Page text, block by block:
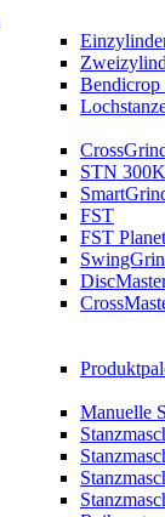
Bendicrop
STN
FST
FST
Manuelle